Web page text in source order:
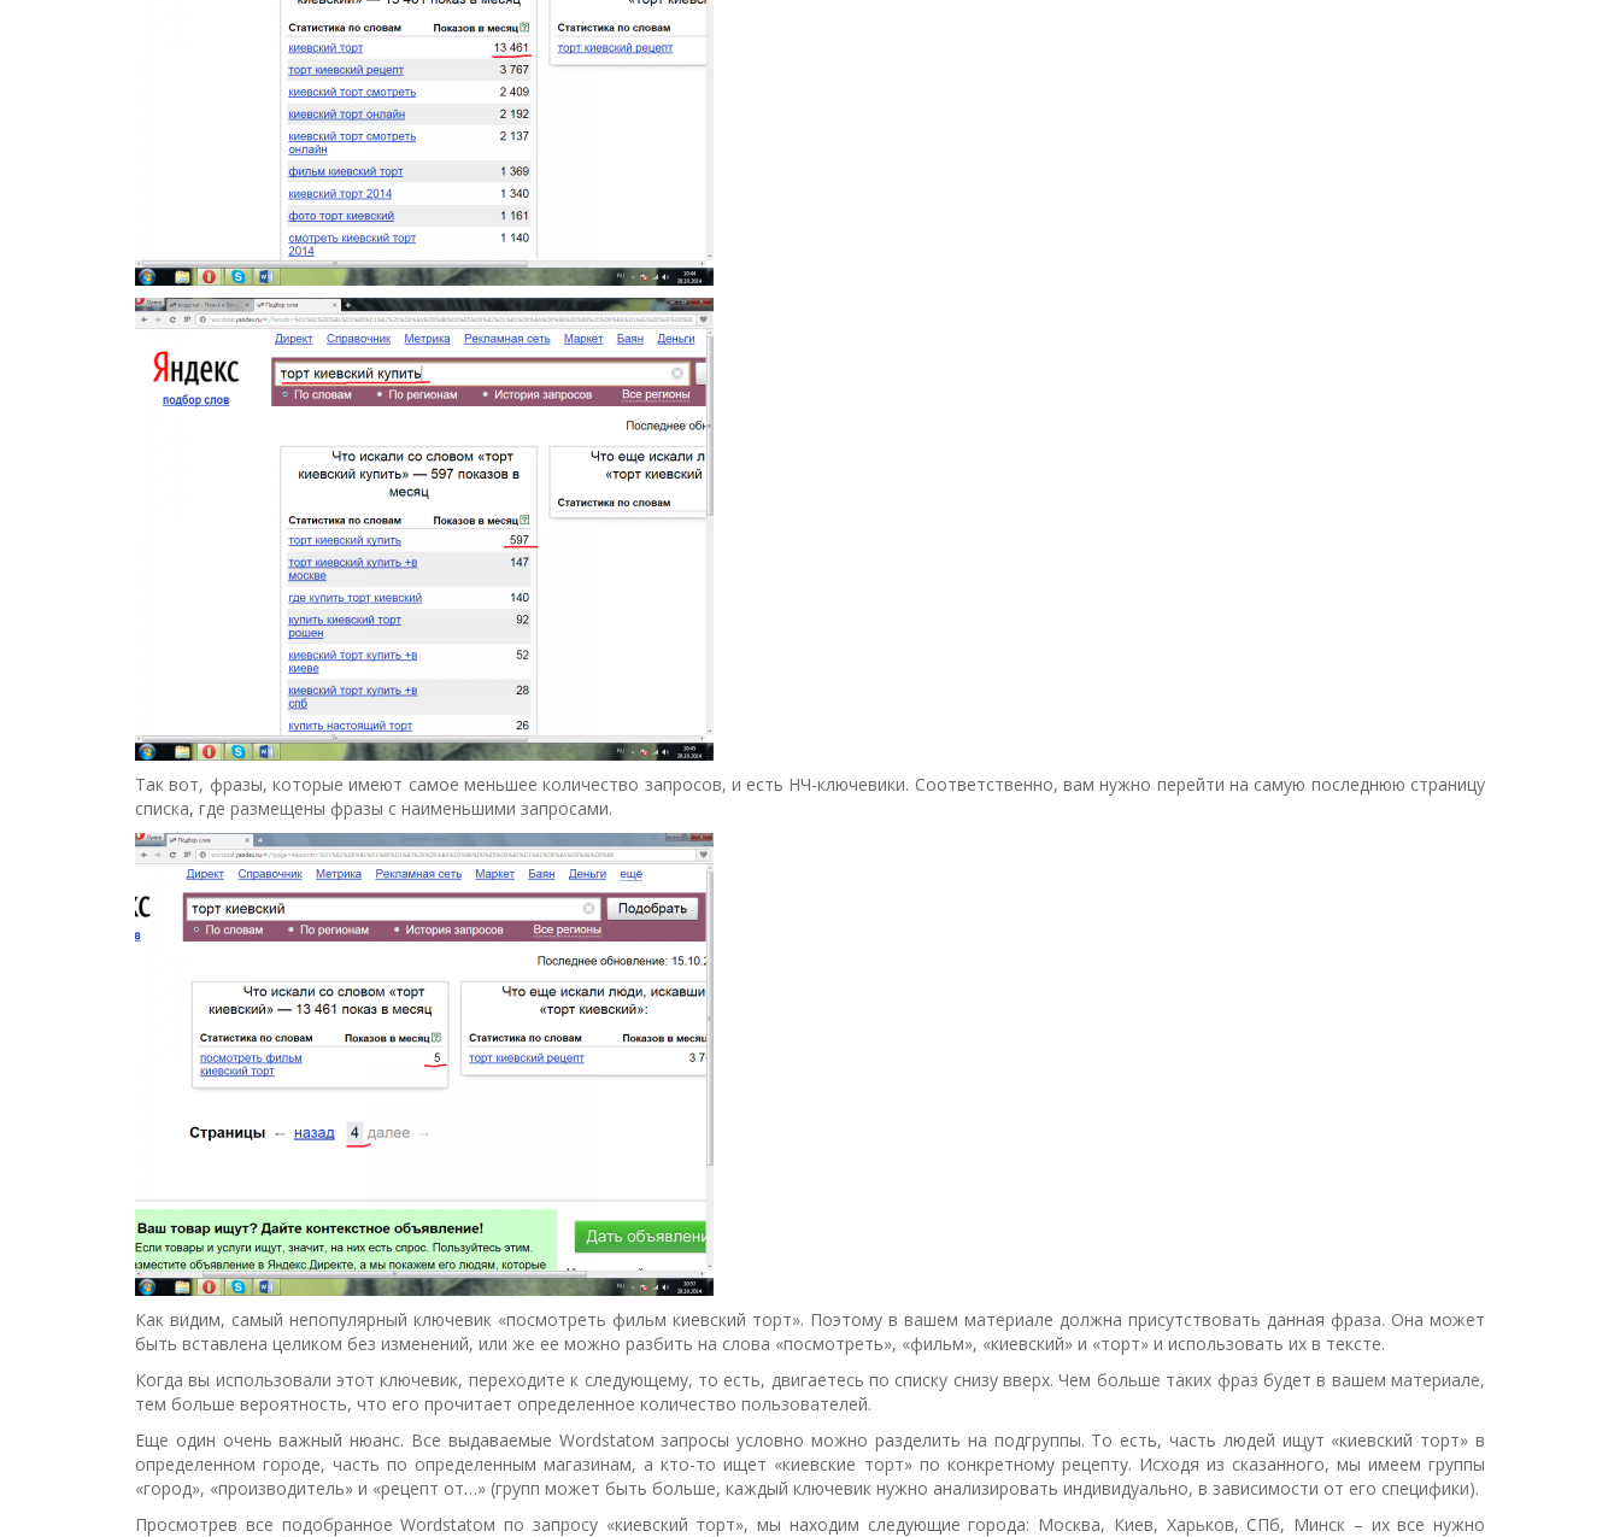
Так вот, фразы, которые имеют самое меньшее количество запросов, и есть НЧ-ключевики. Соответственно, вам нужно перейти на самую последнюю страницу
списка, где размещены фразы с наименьшими запросами.
Как видим, самый непопулярный ключевик «посмотреть фильм киевский торт». Поэтому в вашем материале должна присутствовать данная фраза. Она может
быть вставлена целиком без изменений, или же ее можно разбить на слова «посмотреть», «фильм», «киевский» и «торт» и использовать их в тексте.
Когда вы использовали этот ключевик, переходите к следующему, то есть, двигаетесь по списку снизу вверх. Чем больше таких фраз будет в вашем материале,
тем больше вероятность, что его прочитает определенное количество пользователей.
Еще один очень важный нюанс. Все выдаваемые Wordstatом запросы условно можно разделить на подгруппы. То есть, часть людей ищут «киевский торт» в
определенном городе, часть по определенным магазинам, а кто-то ищет «киевские торт» по конкретному рецепту. Исходя из сказанного, мы имеем группы
«город», «производитель» и «рецепт от…» (групп может быть больше, каждый ключевик нужно анализировать индивидуально, в зависимости от его специфики).
Просмотрев все подобранное Wordstatом по запросу «киевский торт», мы находим следующие города: Москва, Киев, Харьков, СПб, Минск – их все нужно